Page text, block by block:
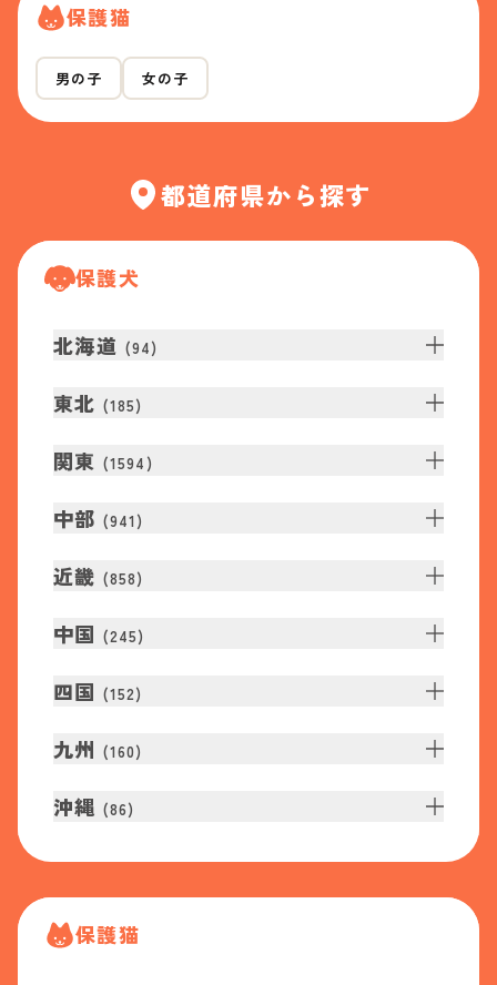
保護猫
男の子 女の子
都道府県から探す
保護犬
北海道 (94)
東北 (185)
関東 (1594 )
中部 (941 )
近畿 (858)
中国 (245)
四国 (152)
九州 (160)
沖縄 (86)
保護猫